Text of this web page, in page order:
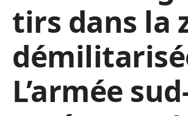
tirs dans la
L’armée